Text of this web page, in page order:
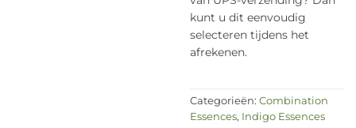
kunt u dit eenvoudig
selecteren tijdens het
afrekenen.
Categorieën: Combination
Essences, Indigo Essences